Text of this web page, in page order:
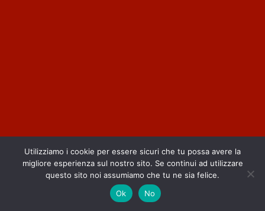
Utilizziamo i cookie per essere sicuri che tu possa avere la
migliore esperienza sul nostro sito. Se continui ad utilizzare
questo sito noi assumiamo che tu ne sia felice.
Ok
No